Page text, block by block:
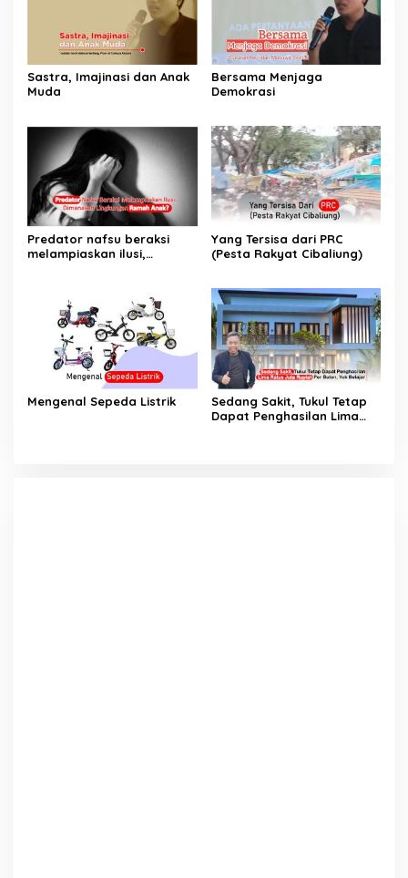
Sastra, Imajinasi dan Anak
Muda
Bersama Menjaga
Demokrasi
Predator nafsu beraksi
melampiaskan ilusi,
Yang Tersisa dari PRC
(Pesta Rakyat Cibaliung)
Mengenal Sepeda Listrik
Sedang Sakit, Tukul Tetap
Dapat Penghasilan Lima